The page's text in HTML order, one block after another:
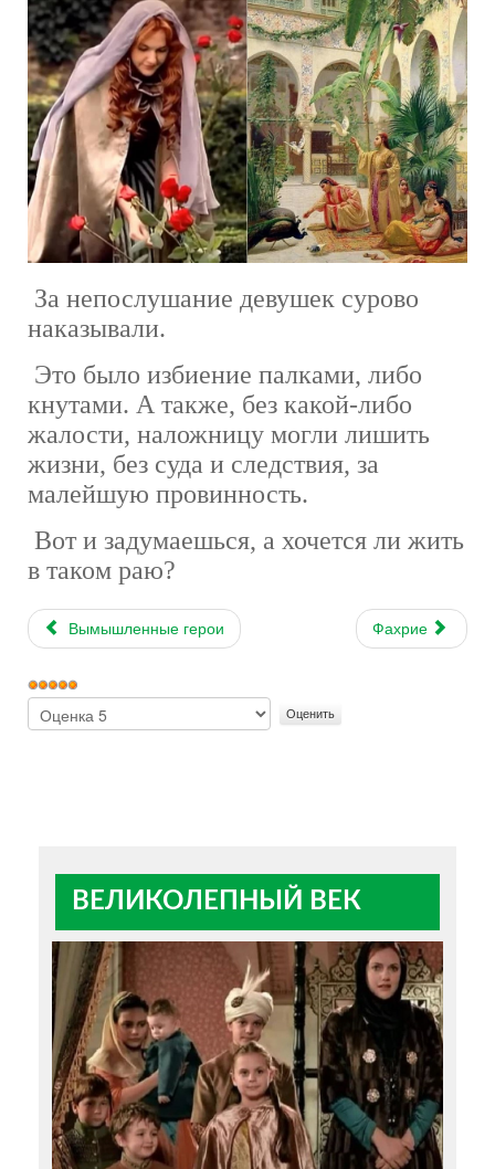
За непослушание девушек сурово
наказывали.
Это было избиение палками, либо
кнутами. А также, без какой-либо
жалости, наложницу могли лишить
жизни, без суда и следствия, за
малейшую провинность.
Вот и задумаешься, а хочется ли жить
в таком раю?
Вымышленные герои Фахрие
Рейтинг:
Пожалуйста,
ВЕЛИКОЛЕПНЫЙ ВЕК